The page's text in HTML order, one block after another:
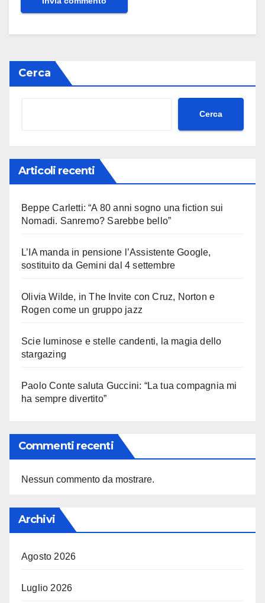
Cerca
Cerca
Articoli recenti
Beppe Carletti: “A 80 anni sogno una fiction sui
Nomadi. Sanremo? Sarebbe bello”
L’IA manda in pensione l’Assistente Google,
sostituito da Gemini dal 4 settembre
Olivia Wilde, in The Invite con Cruz, Norton e
Rogen come un gruppo jazz
Scie luminose e stelle candenti, la magia dello
stargazing
Paolo Conte saluta Guccini: “La tua compagnia mi
ha sempre divertito”
Commenti recenti
Nessun commento da mostrare.
Archivi
Agosto 2026
Luglio 2026